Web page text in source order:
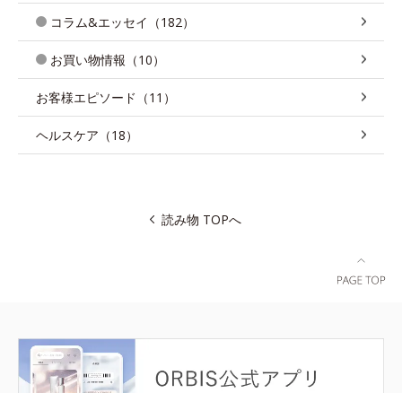
コラム&エッセイ（182）
お買い物情報（10）
お客様エピソード（11）
ヘルスケア（18）
読み物 TOPへ